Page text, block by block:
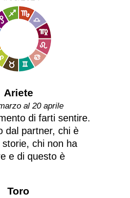
Ariete
al 20 aprile
di farti sentire.
dal partner, chi è
chi non ha
e di questo è
Toro